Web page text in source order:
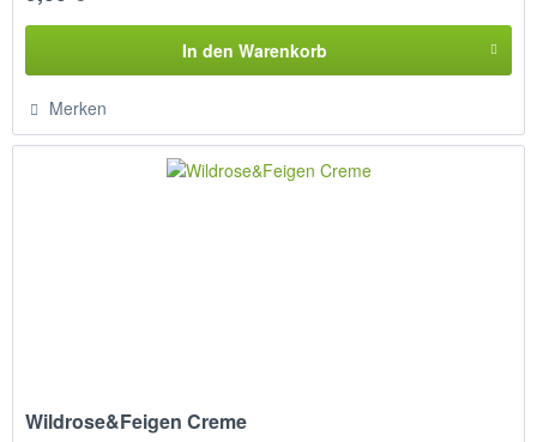
In den Warenkorb
Merken
Wildrose&Feigen Creme